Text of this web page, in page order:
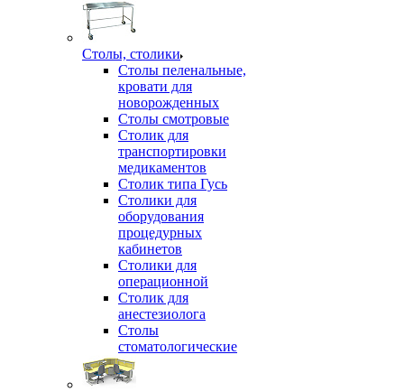
Столы, столики
Столы пеленальные,
кровати для
новорожденных
Столы смотровые
Столик для
транспортировки
медикаментов
Столик типа Гусь
Столики для
оборудования
процедурных
кабинетов
Столики для
операционной
Столик для
анестезиолога
Столы
стоматологические